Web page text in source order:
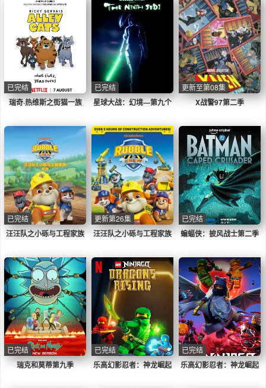
瑞奇·热维斯之街猫一族
已完结
星球大战：幻境—第九个
已完结
X战警97第二季
更新至第08集
汪汪队之小砾与工程家族
已完结
汪汪队之小砾与工程家族
更新第26集
蝙蝠侠：披风战士第二季
已完结
瑞克和莫蒂第九季
已完结
乐高幻影忍者：神龙崛起
已完结
乐高幻影忍者：神龙崛起
已完结